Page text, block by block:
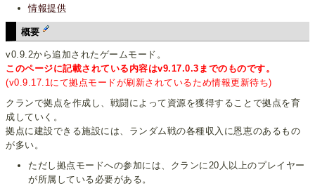
情報提供
概要
v0.9.2から追加されたゲームモード。
このページに記載されている内容はv9.17.0.3までのものです。
(v0.9.17.1にて拠点モードが刷新されているため情報更新待ち)
クランで拠点を作成し、戦闘によって資源を獲得することで拠点を育
成していく。
拠点に建設できる施設には、ランダム戦の各種収入に恩恵のあるもの
が多い。
ただし拠点モードへの参加には、クランに20人以上のプレイヤー
が所属している必要がある。